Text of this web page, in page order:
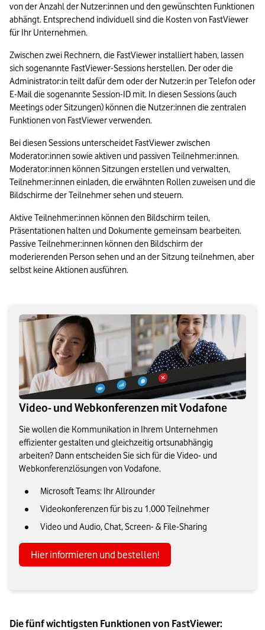
von der Anzahl der Nutzer:innen und den gewünschten Funktionen
abhängt. Entsprechend individuell sind die Kosten von FastViewer
für Ihr Unternehmen.
Zwischen zwei Rechnern, die FastViewer installiert haben, lassen
sich sogenannte FastViewer-Sessions herstellen. Der oder die
Administrator:in teilt dafür dem oder der Nutzer:in per Telefon oder
E-Mail die sogenannte Session-ID mit. In diesen Sessions (auch
Meetings oder Sitzungen) können die Nutzer:innen die zentralen
Funktionen von FastViewer verwenden.
Bei diesen Sessions unterscheidet FastViewer zwischen
Moderator:innen sowie aktiven und passiven Teilnehmer:innen.
Moderator:innen können Sitzungen erstellen und verwalten,
Teilnehmer:innen einladen, die erwähnten Rollen zuweisen und die
Bildschirme der Teilnehmer sehen und steuern.
Aktive Teilnehmer:innen können den Bildschirm teilen,
Präsentationen halten und Dokumente gemeinsam bearbeiten.
Passive Teilnehmer:innen können den Bildschirm der
moderierenden Person sehen und an der Sitzung teilnehmen, aber
selbst keine Aktionen ausführen.
Video- und Webkonferenzen mit Vodafone
Sie wollen die Kommunikation in Ihrem Unternehmen
effizienter gestalten und gleichzeitig ortsunabhängig
arbeiten? Dann entscheiden Sie sich für die Video- und
Webkonferenzlösungen von Vodafone.
Microsoft Teams: Ihr Allrounder
Videokonferenzen für bis zu 1.000 Teilnehmer
Video und Audio, Chat, Screen- & File-Sharing
Hier informieren und bestellen!
Die fünf wichtigsten Funktionen von FastViewer: